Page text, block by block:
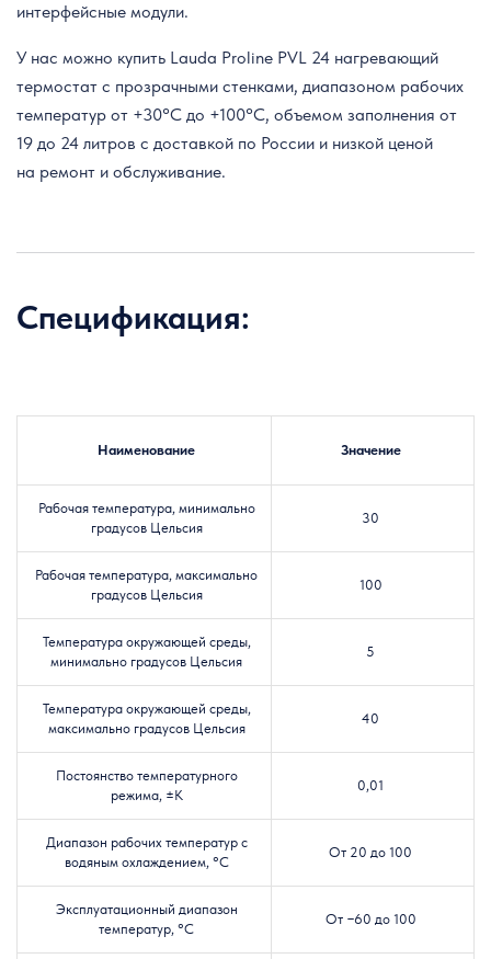
интерфейсные модули.
У нас можно купить Lauda Proline PVL 24 нагревающий
термостат с прозрачными стенками, диапазоном рабочих
температур от +30°C до +100°C, объемом заполнения от
19 до 24 литров с доставкой по России и низкой ценой
на ремонт и обслуживание.
Спецификация:
Наименование Значение
Рабочая температура, минимально
градусов Цельсия
30
Рабочая температура, максимально
градусов Цельсия
100
Температура окружающей среды,
минимально градусов Цельсия
5
Температура окружающей среды,
максимально градусов Цельсия
40
Постоянство температурного
режима, ±К
0,01
Диапазон рабочих температур с
водяным охлаждением, °C
От 20 до 100
Эксплуатационный диапазон
температур, °C
От −60 до 100